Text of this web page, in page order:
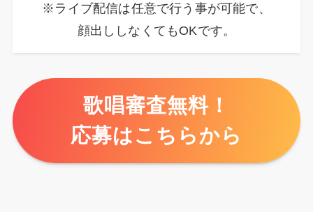
※ライブ配信は任意で行う事が可能で、
顔出ししなくてもOKです。
歌唱審査無料！
応募はこちらから